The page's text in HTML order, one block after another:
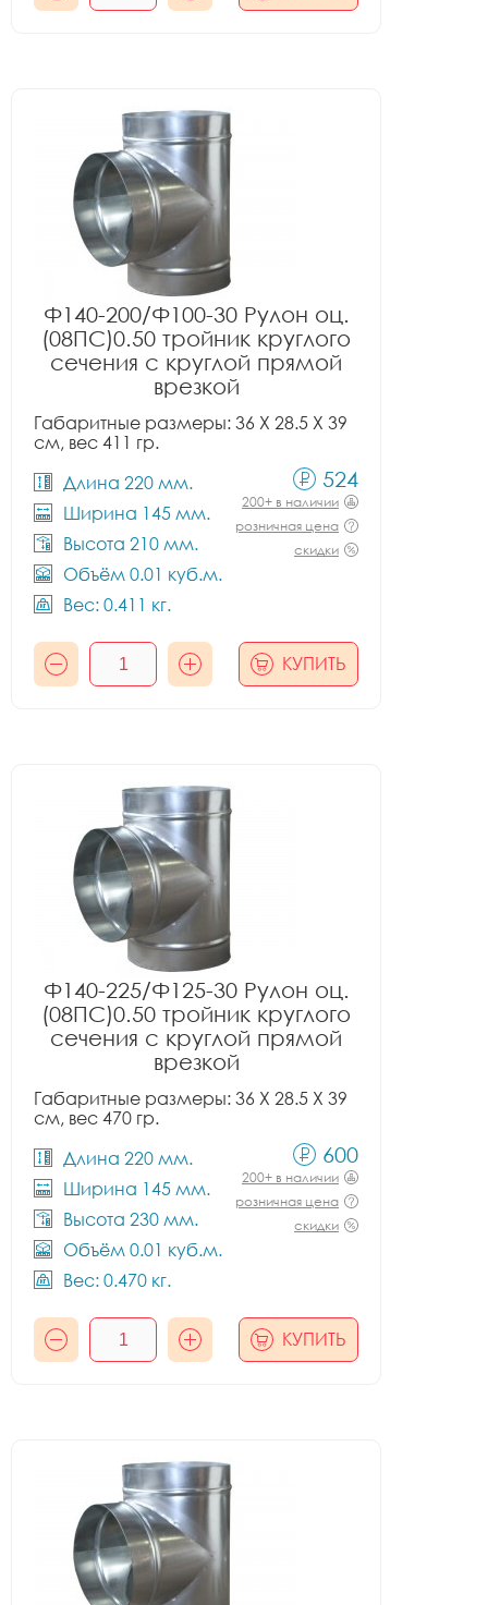
Ф140-200/Ф100-30 Рулон оц.
(08ПС)0.50 тройник круглого
сечения с круглой прямой
врезкой
Габаритные размеры: 36 X 28.5 X 39
см, вес 411 гр.
Длина 220 мм.
Ширина 145 мм.
Высота 210 мм.
Объём 0.01 куб.м.
Вес: 0.411 кг.
524
200+ в наличии
розничная цена
скидки
КУПИТЬ
Ф140-225/Ф125-30 Рулон оц.
(08ПС)0.50 тройник круглого
сечения с круглой прямой
врезкой
Габаритные размеры: 36 X 28.5 X 39
см, вес 470 гр.
Длина 220 мм.
Ширина 145 мм.
Высота 230 мм.
Объём 0.01 куб.м.
Вес: 0.470 кг.
600
200+ в наличии
розничная цена
скидки
КУПИТЬ